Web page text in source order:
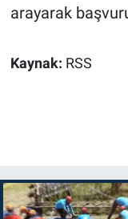
arayarak
Kaynak: RSS